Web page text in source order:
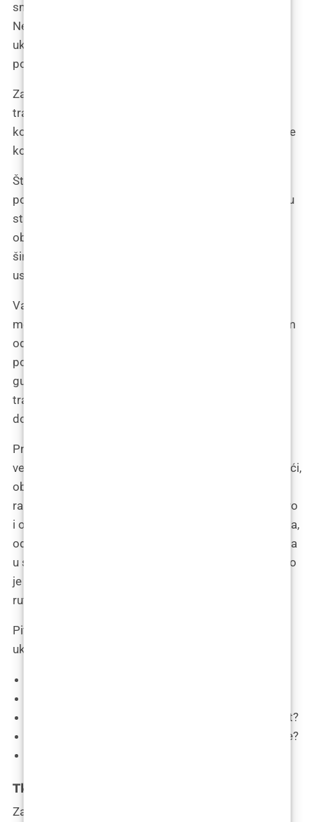
smatra da one mogu biti korisne za pacijenta.
Nedostatak razgovora o tim metodama može
ukazivati na nedostatak znanja ili iskustva liječnika u
području liječenja gubitka kose.
Za žene, koje često nisu dobre kandidatkinje za
transplantaciju kose, pravilno odabrana terapija ili
kombinacija terapija može znatno potaknuti rast nove
kose.
Što se tiče tehnika transplantacije, FUE metoda je
postala izrazito popularna u odnosu na tradicionalniju
strip metodu, iako se ponekad koristi kombinacija
obiju (tzv. hibridna metoda). Tehnika FUE, koja se
široko koristi više od desetljeća, kontinuirano se
usavršava.
Važno je da se liječnik oslanja na automatizirane
metode umjesto na zastarjelu ručnu metodu. Prilikom
odabira tehnike važno je razmotriti različite faktore
poput veličine instrumenta za bušenje, kvalitete i
gustoće donorskog područja, potrebnog broja
transplantata, brzine izvođenja zahvata, kao i odabira
donorske zone.
Pri implantaciji, mnogi čimbenici doprinose uspjehu:
veličina i kut rezova, gustoća koju liječnik može postići,
oblikovanje linije kose ili središnjeg dijela čela, te
raspored transplantata ovisno o ciljanoj zoni. Iskustvo
i obuka tima su ključni za uspješnost cijelog postupka,
od vađenja, preko brojanja i skladištenja transplantata
u specijaliziranoj otopini, do konačne implantacije, što
je proces koji zahtijeva godine prakse da postane
rutinski.
Pitanja koja biste trebali postaviti svom liječniku
uključuju:
Tko je zadužen za obuku vašeg tima za ovaj zahvat?
Koliko dugo su članovi vašeg tima dio vaše prakse?
Tko obavlja zahvat?
Zahvat bi trebao obavljati kvalificirani liječnik, obično